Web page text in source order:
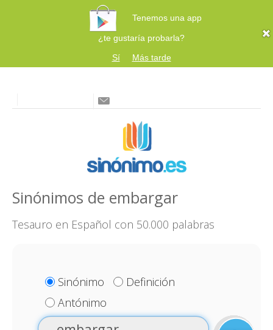
Tenemos una app
¿te gustaría probarla?
Sí
Más tarde
Sinónimos de embargar
Tesauro en Español con 50.000 palabras
Sinónimo
Definición
Antónimo